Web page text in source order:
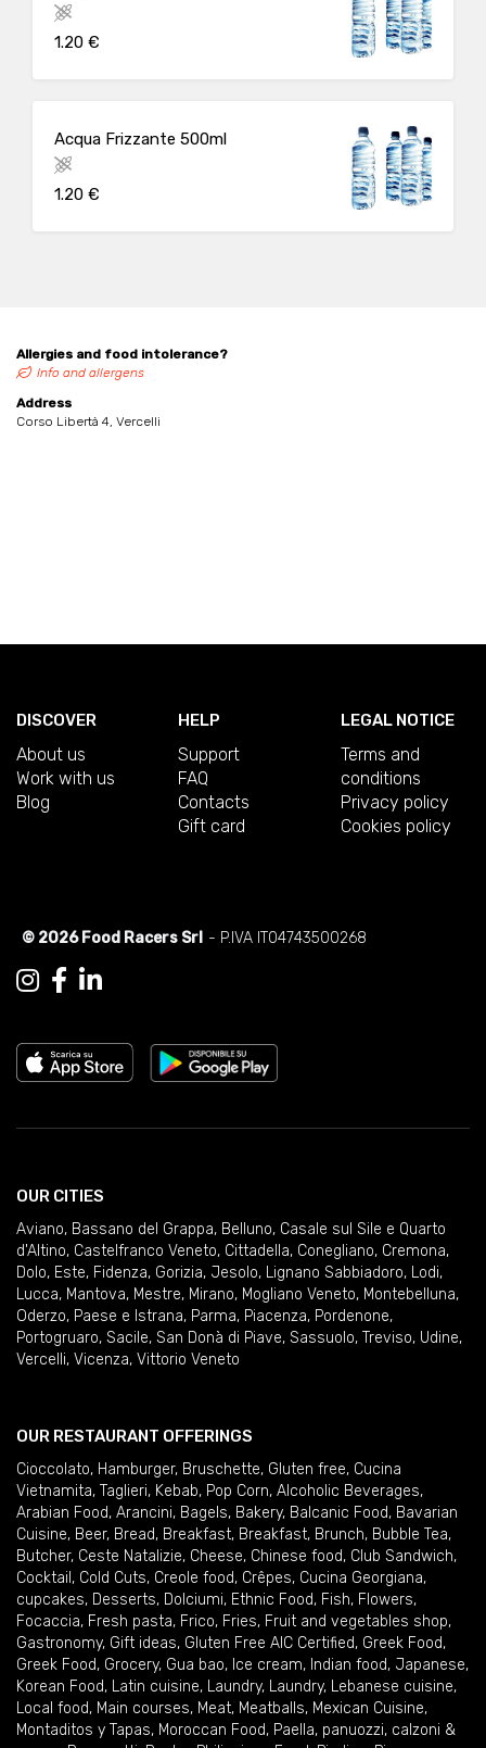
1.20 €
Acqua Frizzante 500ml
1.20 €
Allergies and food intolerance?
Info and allergens
Address
Corso Libertà 4, Vercelli
DISCOVER
About us
Work with us
Blog
HELP
Support
FAQ
Contacts
Gift card
LEGAL NOTICE
Terms and
conditions
Privacy policy
Cookies policy
© 2026 Food Racers Srl - P.IVA IT04743500268
OUR CITIES
Aviano, Bassano del Grappa, Belluno, Casale sul Sile e Quarto
d'Altino, Castelfranco Veneto, Cittadella, Conegliano, Cremona,
Dolo, Este, Fidenza, Gorizia, Jesolo, Lignano Sabbiadoro, Lodi,
Lucca, Mantova, Mestre, Mirano, Mogliano Veneto, Montebelluna,
Oderzo, Paese e Istrana, Parma, Piacenza, Pordenone,
Portogruaro, Sacile, San Donà di Piave, Sassuolo, Treviso, Udine,
Vercelli, Vicenza, Vittorio Veneto
OUR RESTAURANT OFFERINGS
Cioccolato, Hamburger, Bruschette, Gluten free, Cucina
Vietnamita, Taglieri, Kebab, Pop Corn, Alcoholic Beverages,
Arabian Food, Arancini, Bagels, Bakery, Balcanic Food, Bavarian
Cuisine, Beer, Bread, Breakfast, Breakfast, Brunch, Bubble Tea,
Butcher, Ceste Natalizie, Cheese, Chinese food, Club Sandwich,
Cocktail , Cold Cuts, Creole food, Crêpes, Cucina Georgiana,
cupcakes, Desserts, Dolciumi, Ethnic Food, Fish, Flowers,
Focaccia, Fresh pasta, Frico, Fries, Fruit and vegetables shop,
Gastronomy, Gift ideas, Gluten Free AIC Certified, Greek Food,
Greek Food, Grocery, Gua bao, Ice cream, Indian food, Japanese,
Korean Food, Latin cuisine, Laundry, Laundry, Lebanese cuisine,
Local food, Main courses, Meat, Meatballs, Mexican Cuisine,
Montaditos y Tapas, Moroccan Food, Paella, panuozzi, calzoni &